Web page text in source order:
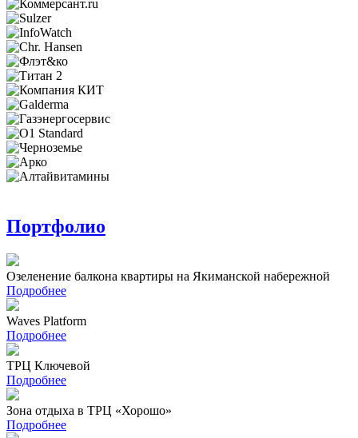
Портфолио
Озеленение балкона квартиры на Якиманской набережной
Подробнее
Waves Platform
Подробнее
ТРЦ Ключевой
Подробнее
Зона отдыха в ТРЦ «Хорошо»
Подробнее